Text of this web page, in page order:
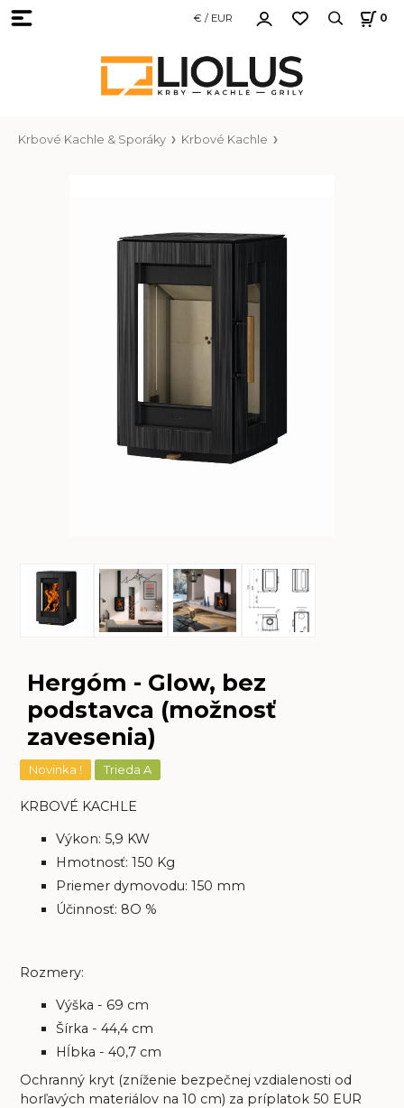
€ / EUR 0
Krbové Kachle & Sporáky Krbové Kachle
Hergóm - Glow, bez
podstavca (možnosť
zavesenia)
Novinka ! Trieda A
KRBOVÉ KACHLE
Výkon: 5,9 KW
Hmotnosť: 150 Kg
Priemer dymovodu: 150 mm
Účinnosť: 8O %
Rozmery:
Výška - 69 cm
Šírka - 44,4 cm
Hĺbka - 40,7 cm
Ochranný kryt (zníženie bezpečnej vzdialenosti od
horľavých materiálov na 10 cm) za príplatok 50 EUR